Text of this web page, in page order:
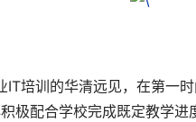
培训的华清远见，在第一
极配合学校完成既定教学